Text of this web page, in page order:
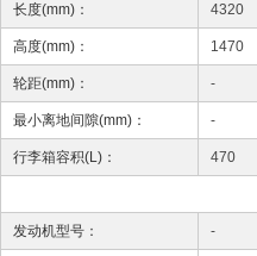
长度(mm)： 4320
高度(mm)： 1470
轮距(mm)： -
最小离地间隙(mm)： -
行李箱容积(L)： 470
发动机型号： -